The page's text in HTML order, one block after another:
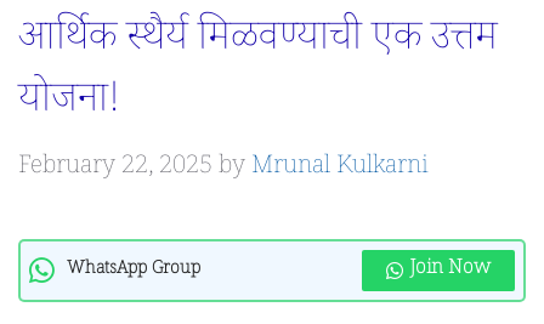
आर्थिक स्थैर्य मिळवण्याची एक उत्तम
योजना!
February 22, 2025byMrunal Kulkarni
WhatsApp Group Join Now